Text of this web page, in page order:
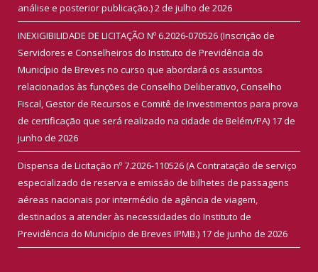
análise e posterior publicação.)2 de julho de 2026
INEXIGIBILIDADE DE LICITAÇÃO Nº 6.2026-070526 (Inscrição de
Servidores e Conselheiros do Instituto de Previdência do
Município de Breves no curso que abordará os assuntos
relacionados às funções de Conselho Deliberativo, Conselho
Fiscal, Gestor de Recursos e Comitê de Investimentos para prova
de certificação que será realizado na cidade de Belém/PA) 17 de
junho de 2026
Dispensa de Licitação nº 7.2026-110526 (A Contratação de serviço
especializado de reserva e emissão de bilhetes de passagens
aéreas nacionais por intermédio de agência de viagem,
destinados a atender às necessidades do Instituto de
Previdência do Município de Breves IPMB.) 17 de junho de 2026